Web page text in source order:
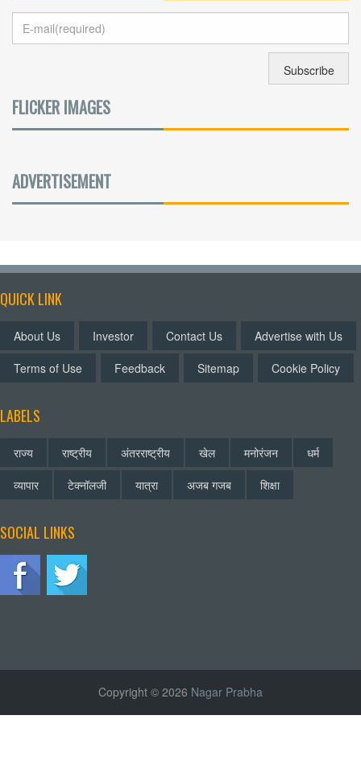
FLICKER IMAGES
ADVERTISEMENT
QUICK LINK
About Us Investor Contact Us
Advertise with Us
Terms of Use
Feedback Sitemap Cookie Policy
LABELS
राज्य राष्ट्रीय अंतरराष्ट्रीय खेल मनोरंजन
धर्म
व्यापार
टेक्नॉलजी यात्रा अजब गजब शिक्षा
SOCIAL LINKS
Copyright © 2026 Nagar Prabha